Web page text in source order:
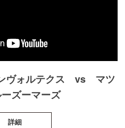
ヴォルテクス vs マツ
ズーマーズ
詳細